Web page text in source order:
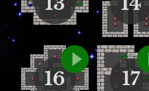
16 17